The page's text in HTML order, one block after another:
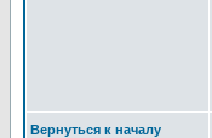
Вернуться к началу